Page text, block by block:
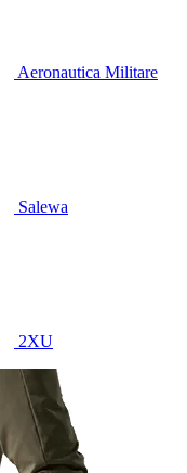
Aeronautica Militare
Salewa
2XU